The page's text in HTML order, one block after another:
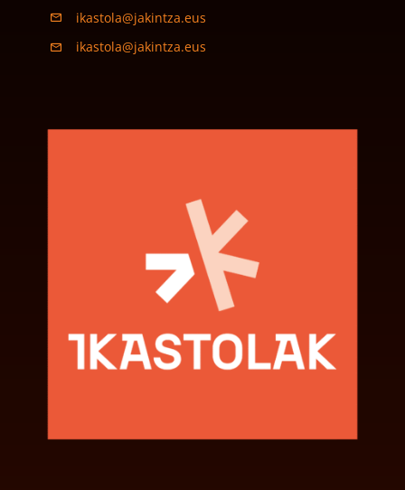
ikastola@jakintza.eus
ikastola@jakintza.eus